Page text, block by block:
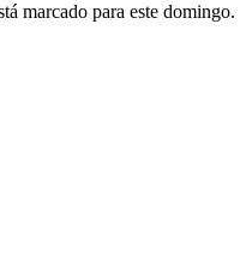
marcado para este domingo.